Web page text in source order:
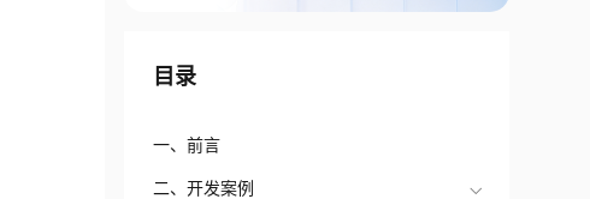
目录
一、前言
二、开发案例